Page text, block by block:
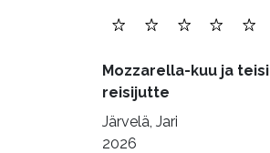
Mozzarella-kuu ja teisi
reisijutte
Järvelä, Jari
2026